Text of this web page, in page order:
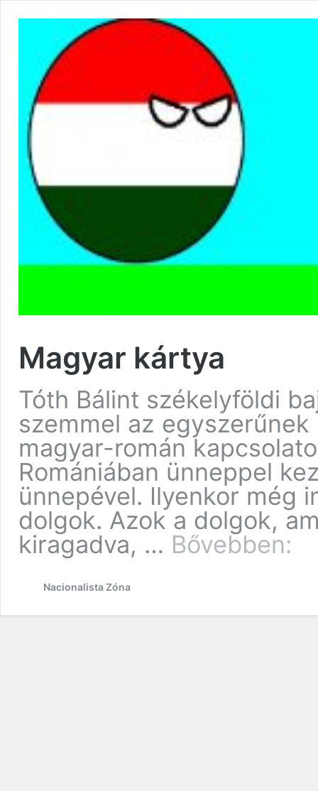
Magyar kártya
Tóth Bálint székelyföldi
szemmel az
magyar-román
Romániában ünneppel
ünnepével. Ilyenkor még
dolgok. Azok a dolgok,
kiragadva, … Bővebben:
Nacionalista Zóna